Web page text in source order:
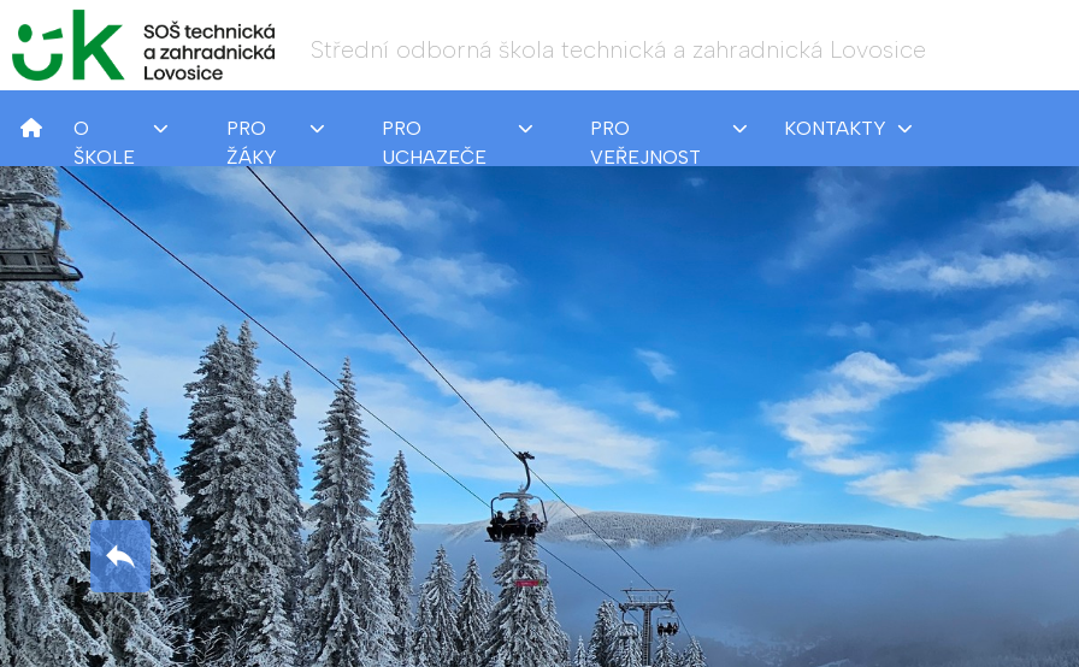
Střední odborná škola technická a zahradnická Lovosice
O
ŠKOLE
PRO
ŽÁKY
PRO
UCHAZEČE
PRO
VEŘEJNOST
KONTAKTY